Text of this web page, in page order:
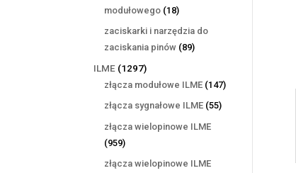
modułowego 1818
produktów
zaciskarki i narzędzia do
zaciskania pinów 8989
ILME 12971297
produktów
złącza modułowe ILME 147147
złącza sygnałowe ILME 5555
złącza wielopinowe ILME
959959
produktów
złącza wielopinowe ILME